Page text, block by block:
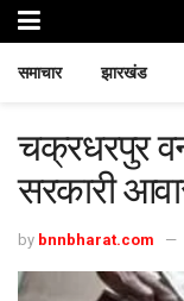
समाचार झारखंड
चक्रधरपुर
सरकारी
by bnnbharat.com